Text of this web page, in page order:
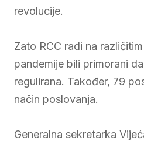
revolucije.
Zato RCC radi na
pandemije bili primorani
regulirana. Također, 79
način poslovanja.
Generalna sekretarka